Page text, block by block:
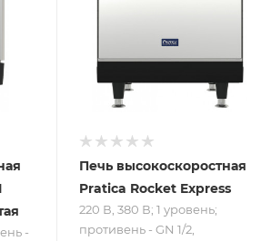
-
Печь высокоскоростная
Pratica Rocket Expres s
220 В, 380 В; 1 уровень;
противень - GN 1/2,